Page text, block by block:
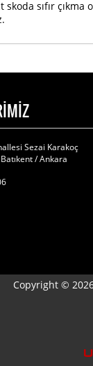
skoda sıfır
Sezai Karakoç
/ Ankara
Copyright ©